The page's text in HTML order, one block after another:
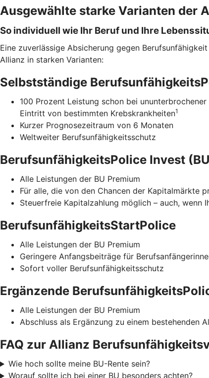
Ausgewählte starke Varianten der
So individuell wie Ihr Beruf und Ihre
Eine zuverlässige Absicherung gegen
Allianz in starken Varianten:
Selbstständige
100 Prozent Leistung schon bei
Eintritt von bestimmten Krebskrankheiten1
Kurzer Prognosezeitraum von 6 Monaten
Weltweiter Berufsunfähigkeitsschutz
BerufsunfähigkeitsPolice Invest
Alle Leistungen der BU Premium
Für alle, die von den Chancen der Kapitalmärkte
Steuerfreie Kapitalzahlung möglich – auch, wenn
BerufsunfähigkeitsStartPolice
Alle Leistungen der BU Premium
Geringere Anfangsbeiträge für
Sofort voller Berufsunfähigkeitsschutz
Ergänzende
Alle Leistungen der BU Premium
Abschluss als Ergänzung zu einem bestehenden
FAQ zur Allianz
Wie hoch sollte meine BU-Rente sein?
Worauf sollte ich bei einer BU besonders achten?